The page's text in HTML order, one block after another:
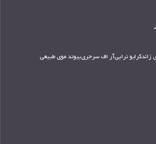
زائدکرایو تراپیآر اف سرجریپیوند موی طبیعی